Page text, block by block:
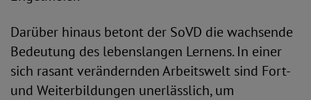
Darüber hinaus betont der SoVD die wachsende
Bedeutung des lebenslangen Lernens. In einer
sich rasant verändernden Arbeitswelt sind Fort-
und Weiterbildungen unerlässlich, um